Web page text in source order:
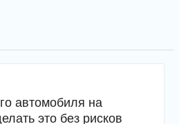
автомобиля на
это без рисков